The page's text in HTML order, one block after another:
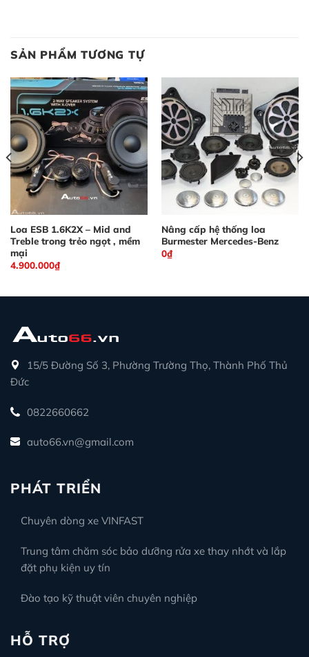
SẢN PHẨM TƯƠNG TỰ
Loa ESB 1.6K2X – Mid and
Treble trong trẻo ngọt , mềm
mại
4.900.000₫
Nâng cấp hệ thống loa
Burmester Mercedes-Benz
0₫
15/5 Đường Số 3, Phường Trường Thọ, Thành Phố Thủ
Đức
0822660662
auto66.vn@gmail.com
PHÁT TRIỂN
Chuyên dòng xe VINFAST
Trung tâm chăm sóc bảo dưỡng rửa xe thay nhớt và lắp
đặt phụ kiện uy tín
Đào tạo kỹ thuật viên chuyên nghiệp
HỖ TRỢ